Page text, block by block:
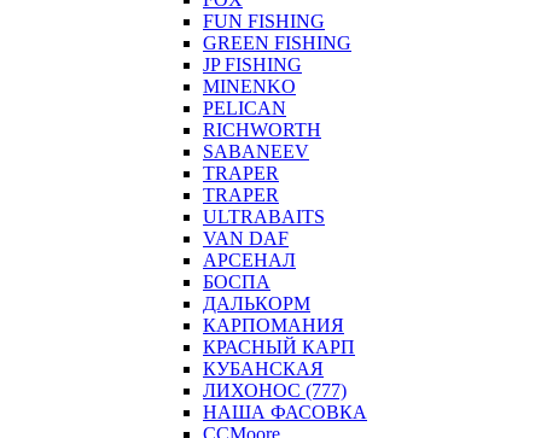
FUN FISHING
GREEN FISHING
JP FISHING
MINENKO
PELICAN
RICHWORTH
SABANEEV
TRAPER
TRAPER
ULTRABAITS
VAN DAF
АРСЕНАЛ
БОСПА
ДАЛЬКОРМ
КАРПОМАНИЯ
КРАСНЫЙ КАРП
КУБАНСКАЯ
ЛИХОНОС (777)
НАША ФАСОВКА
СCMoore